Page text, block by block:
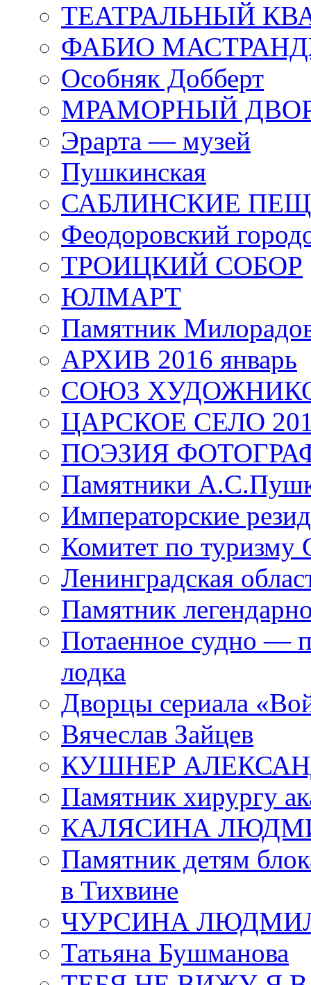
ТЕАТРАЛЬНЫЙ
ФАБИО
Особняк Добберт
МРАМОРНЫЙ
Эрарта — музей
Пушкинская
САБЛИНСКИЕ
Феодоровский
ТРОИЦКИЙ СОБОР
ЮЛМАРТ
Памятник
АРХИВ 2016 январь
СОЮЗ
ЦАРСКОЕ СЕЛО
ПОЭЗИЯ
Памятники
Императорские
Комитет по туризму
Ленинградская
Памятник
Потаенное судно —
лодка
Дворцы сериала
Вячеслав Зайцев
КУШНЕР
Памятник хирургу
КАЛЯСИНА
Памятник детям
в Тихвине
ЧУРСИНА
Татьяна Бушманова